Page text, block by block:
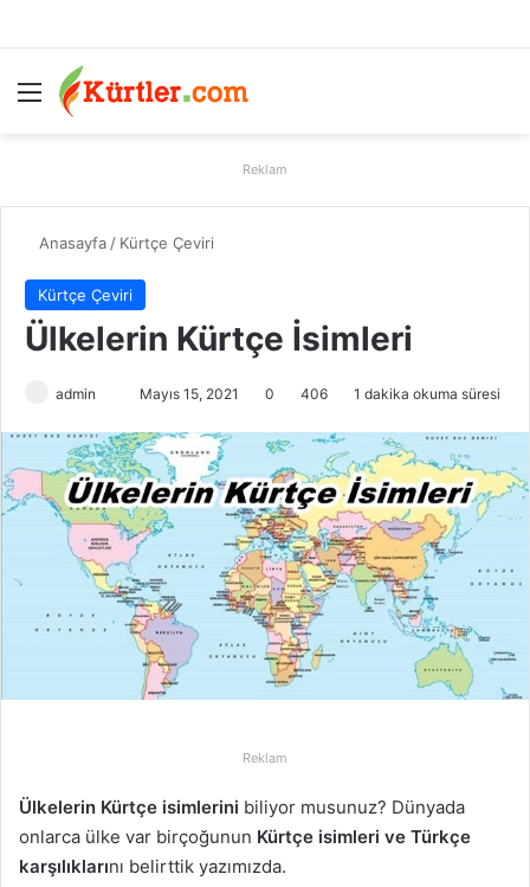
Menü
Reklam
Anasayfa / Kürtçe Çeviri
Kürtçe Çeviri
Ülkelerin Kürtçe İsimleri
admin
r
e
-
p
o
s
ö
r
m
e
Mayıs 15, 2021 0 406 1 dakika okuma süresi
Reklam
Ülkelerin Kürtçe isimlerini biliyor musunuz? Dünyada
onlarca ülke var birçoğunun Kürtçe isimleri ve Türkçe
karşılıklarını belirttik yazımızda.